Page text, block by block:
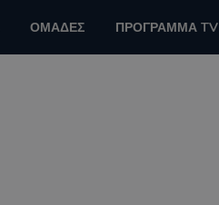
ΟΜΑΔΕΣ ΠΡΟΓΡΑΜΜΑ TV